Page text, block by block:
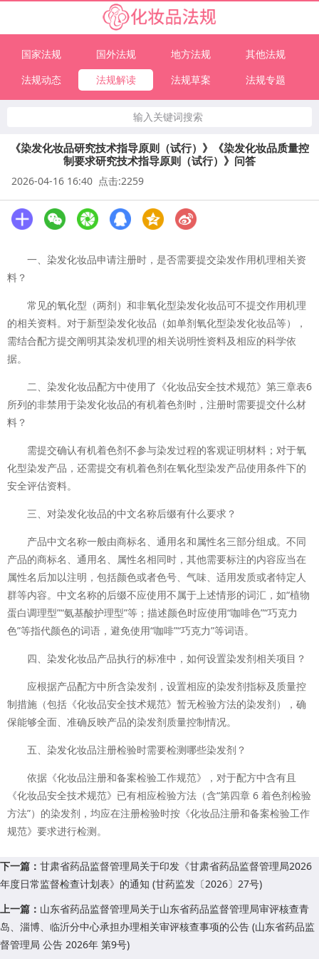
国家法规 国外法规 地方法规
其他法规
法规动态
法规解读 法规草案 法规专题
输入关键词搜索
《染发化妆品研究技术指导原则（试行）》《染发化妆品质量控
制要求研究技术指导原则（试行）》问答
2026-04-16 16:40 点击:2259
一、染发化妆品申请注册时，是否需要提交染发作用机理相关资
料？
常见的氧化型（两剂）和非氧化型染发化妆品可不提交作用机理
的相关资料。对于新型染发化妆品（如单剂氧化型染发化妆品等），
需结合配方提交阐明其染发机理的相关说明性资料及相应的科学依
据。
二、染发化妆品配方中使用了《化妆品安全技术规范》第三章表6
所列的非禁用于染发化妆品的有机着色剂时，注册时需要提交什么材
料？
需提交确认有机着色剂不参与染发过程的客观证明材料；对于氧
化型染发产品，还需提交有机着色剂在氧化型染发产品使用条件下的
安全评估资料。
三、对染发化妆品的中文名称后缀有什么要求？
产品中文名称一般由商标名、通用名和属性名三部分组成。不同
产品的商标名、通用名、属性名相同时，其他需要标注的内容应当在
属性名后加以注明，包括颜色或者色号、气味、适用发质或者特定人
群等内容。中文名称的后缀不应使用不属于上述情形的词汇，如“植物
蛋白调理型”“氨基酸护理型”等；描述颜色时应使用“咖啡色”“巧克力
色”等指代颜色的词语，避免使用“咖啡”“巧克力”等词语。
四、染发化妆品产品执行的标准中，如何设置染发剂相关项目？
应根据产品配方中所含染发剂，设置相应的染发剂指标及质量控
制措施（包括《化妆品安全技术规范》暂无检验方法的染发剂），确
保能够全面、准确反映产品的染发剂质量控制情况。
五、染发化妆品注册检验时需要检测哪些染发剂？
依据《化妆品注册和备案检验工作规范》，对于配方中含有且
《化妆品安全技术规范》已有相应检验方法（含“第四章 6 着色剂检验
方法”）的染发剂，均应在注册检验时按《化妆品注册和备案检验工作
规范》要求进行检测。
下一篇： 甘肃省药品监督管理局关于印发《甘肃省药品监督管理局2026
年度日常监督检查计划表》的通知 (甘药监发〔2026〕27号)
上一篇： 山东省药品监督管理局关于山东省药品监督管理局审评核查青
岛、淄博、临沂分中心承担办理相关审评核查事项的公告 (山东省药品监
督管理局 公告 2026年 第9号)